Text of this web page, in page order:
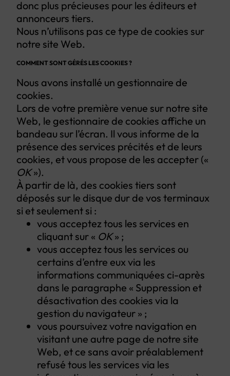
donc plus précieuses pour les éditeurs et
annonceurs tiers.
Nous n’utilisons pas ce type de cookies sur
notre site Web.
COMMENT SONT GÉRÉS LES COOKIES ?
Nous avons installé un gestionnaire de
cookies.
Lors de votre première venue sur notre site
Web, le gestionnaire de cookies affiche un
bandeau sur l’écran. Il vous informe de la
présence des services précités et de leurs
cookies, et vous propose de les accepter («
OK»).
À partir de là, des cookies tiers sont
déposés sur le disque dur de vos terminaux
si et seulement si :
vous acceptez tous les services en
cliquant sur « OK» ;
vous acceptez tous les services ou
certains d’entre eux via les
informations communiquées ci-après
dans le paragraphe « Suppression et
désactivation des cookies via la
gestion du navigateur » ;
vous poursuivez votre navigation en
visitant une autre page de notre site
Web, et ce sans avoir préalablement
refusé tous les services via les